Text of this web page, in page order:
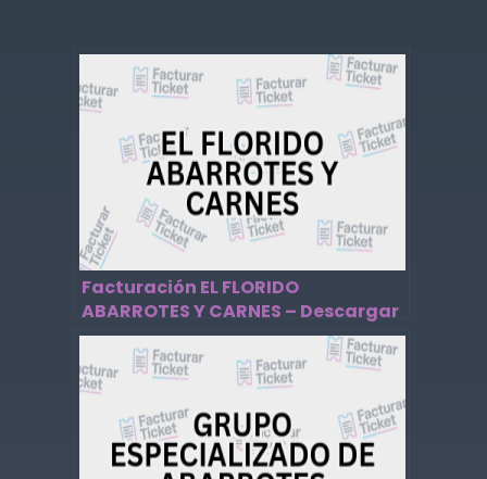
Facturación EL FLORIDO
ABARROTES Y CARNES – Descargar
Factura